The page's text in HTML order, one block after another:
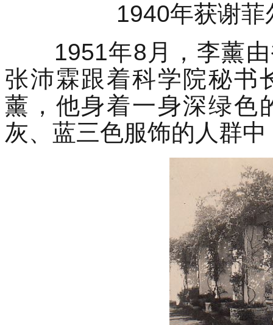
1940年获谢
1951年8月，李薰由
张沛霖跟着科学院秘书
薰，他身着一身深绿色
灰、蓝三色服饰的人群